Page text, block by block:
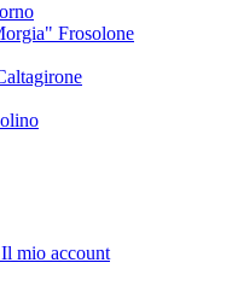
Frosolone
Il mio account